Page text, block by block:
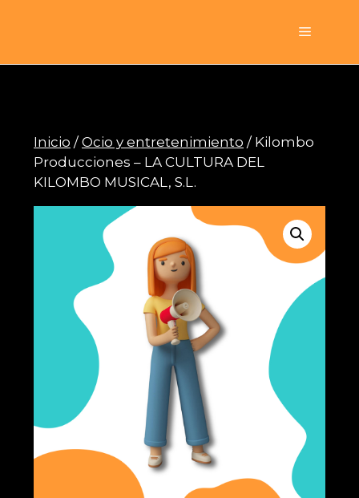
Menú
Inicio / Ocio y entretenimiento / Kilombo
Producciones – LA CULTURA DEL
KILOMBO MUSICAL, S.L.